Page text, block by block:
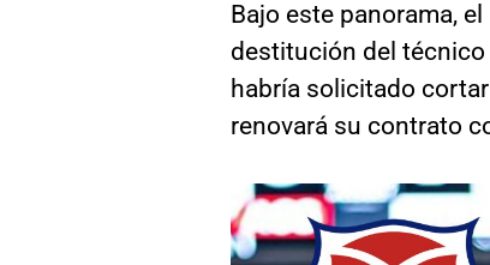
Bajo este panorama,
destitución del técnico
habría solicitado
renovará su contrato